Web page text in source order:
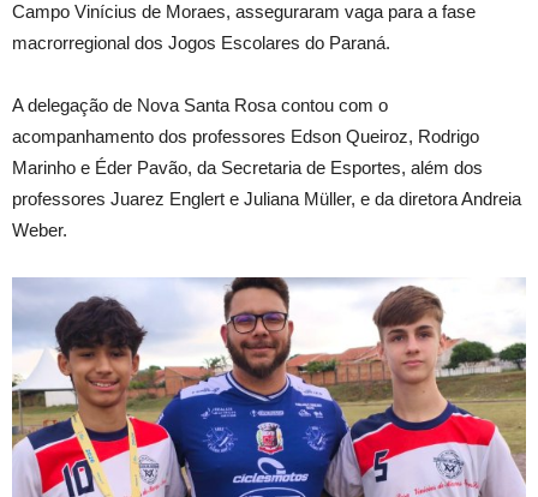
Campo Vinícius de Moraes, asseguraram vaga para a fase
macrorregional dos Jogos Escolares do Paraná.
A delegação de Nova Santa Rosa contou com o
acompanhamento dos professores Edson Queiroz, Rodrigo
Marinho e Éder Pavão, da Secretaria de Esportes, além dos
professores Juarez Englert e Juliana Müller, e da diretora Andreia
Weber.